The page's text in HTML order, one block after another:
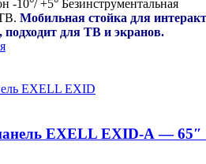
-10°/ +5° Безинструментальная
Мобильная стойка для
для ТВ и экранов.
EXELL EXID-А — 65″